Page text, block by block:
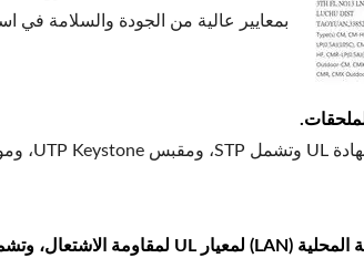
بمعايير عالية من الجودة والسلامة في